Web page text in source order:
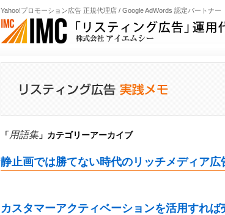
Yahoo!プロモーション広告 正規代理店 / Google AdWords 認定パートナー
「用語集 」カテゴリーアーカイブ
静止画では勝てない時代のリッチメディア広
カスタマーアクティベーションを活用すれば